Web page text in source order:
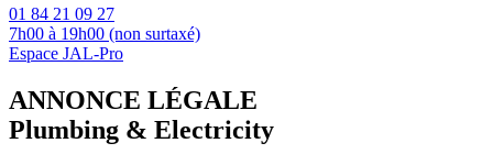
01 84 21 09 27
7h00 à 19h00 (non surtaxé)
Espace JAL-Pro
ANNONCE LÉGALE
Plumbing & Electricity